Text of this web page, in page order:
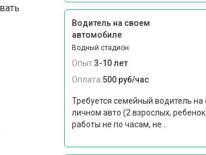
Водитель на своем
автомобиле
Водный стадион
Опыт:3-10 лет
Оплата:500 руб/час
Требуется семейный водитель на
личном авто (2 взрослых,
работы не по часам, не...